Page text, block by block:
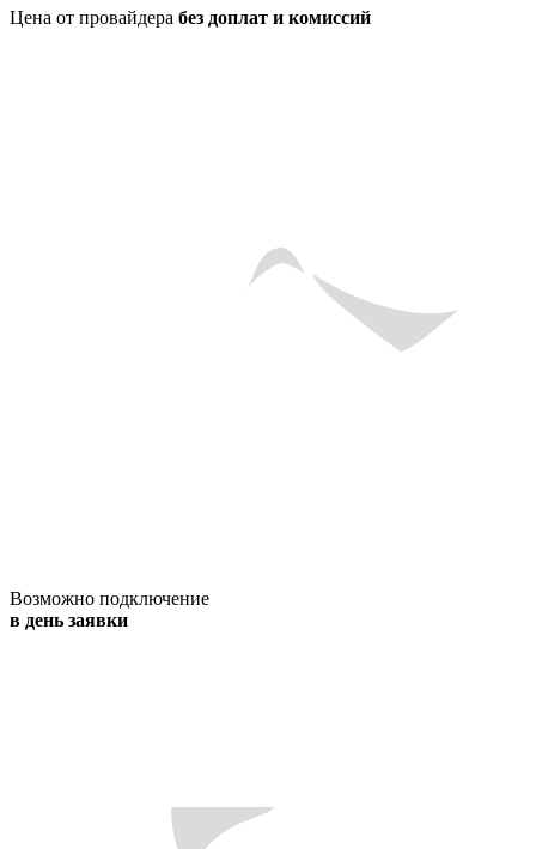
Цена от провайдера без доплат и комиссий
Возможно подключение
в день заявки